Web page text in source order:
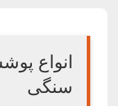
انواع
سنگی